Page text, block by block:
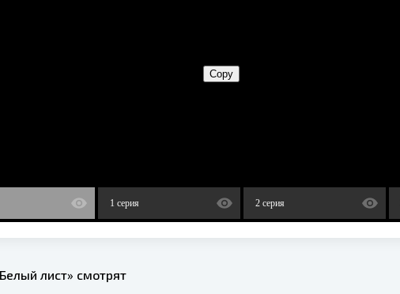
1 серия 2 серия
лист» смотрят